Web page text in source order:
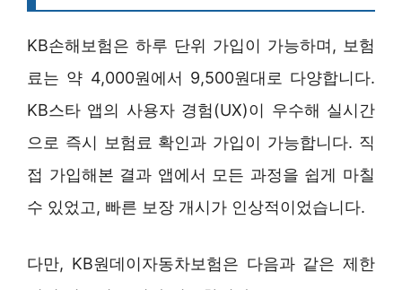
KB손해보험은 하루 단위 가입이 가능하며, 보험
료는 약 4,000원에서 9,500원대로 다양합니다.
KB스타 앱의 사용자 경험(UX)이 우수해 실시간
으로 즉시 보험료 확인과 가입이 가능합니다. 직
접 가입해본 결과 앱에서 모든 과정을 쉽게 마칠
수 있었고, 빠른 보장 개시가 인상적이었습니다.
다만, KB원데이자동차보험은 다음과 같은 제한